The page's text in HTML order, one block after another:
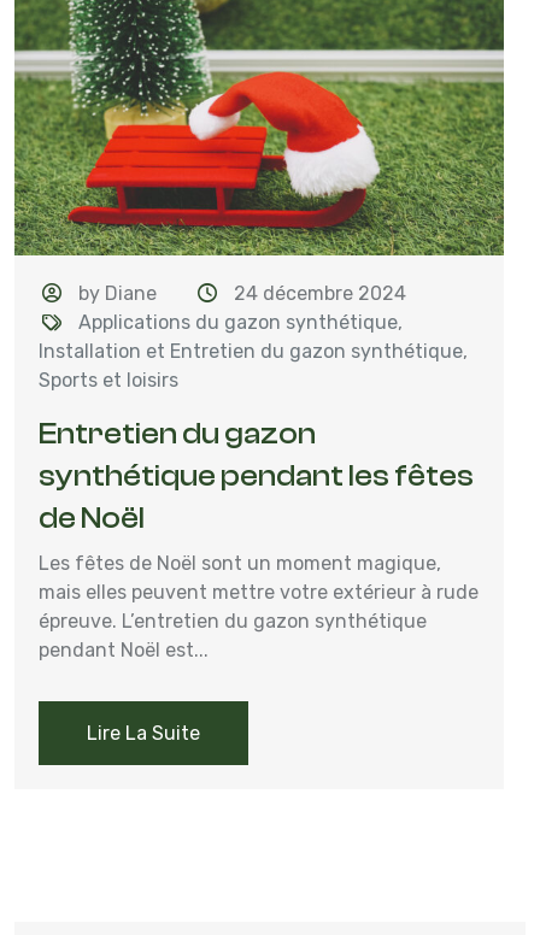
by Diane
24 décembre 2024
Applications du gazon synthétique,
Installation et Entretien du gazon synthétique,
Sports et loisirs
Entretien du gazon
synthétique pendant les fêtes
de Noël
Les fêtes de Noël sont un moment magique,
mais elles peuvent mettre votre extérieur à rude
épreuve. L’entretien du gazon synthétique
pendant Noël est...
Lire La Suite